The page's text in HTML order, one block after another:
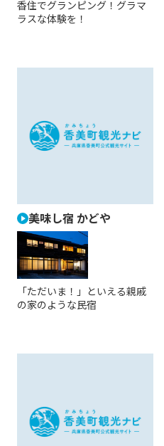
香住でグランピング！グラマ
ラスな体験を！
美味し宿 かどや
「ただいま！」といえる親戚
の家のような民宿